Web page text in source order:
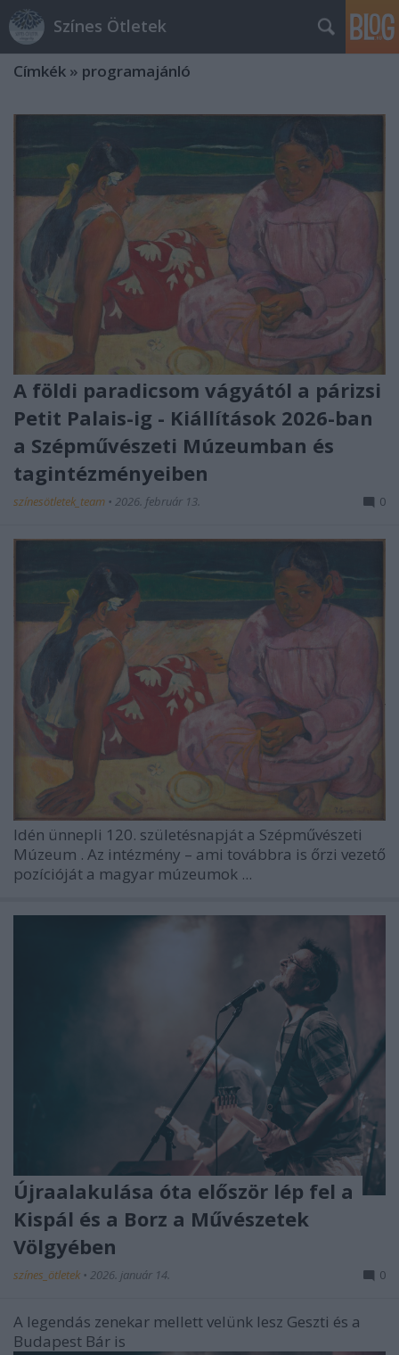
Színes Ötletek
Címkék » programajánló
A földi paradicsom vágyától a párizsi
Petit Palais-ig - Kiállítások 2026-ban
a Szépművészeti Múzeumban és
tagintézményeiben
színesötletek_team • 2026. február 13. 0
Idén ünnepli 120. születésnapját a Szépművészeti
Múzeum . Az intézmény – ami továbbra is őrzi vezető
pozícióját a magyar múzeumok ...
Újraalakulása óta először lép fel a
Kispál és a Borz a Művészetek
Völgyében
színes_ötletek • 2026. január 14. 0
A legendás zenekar mellett velünk lesz Geszti és a
Budapest Bár is